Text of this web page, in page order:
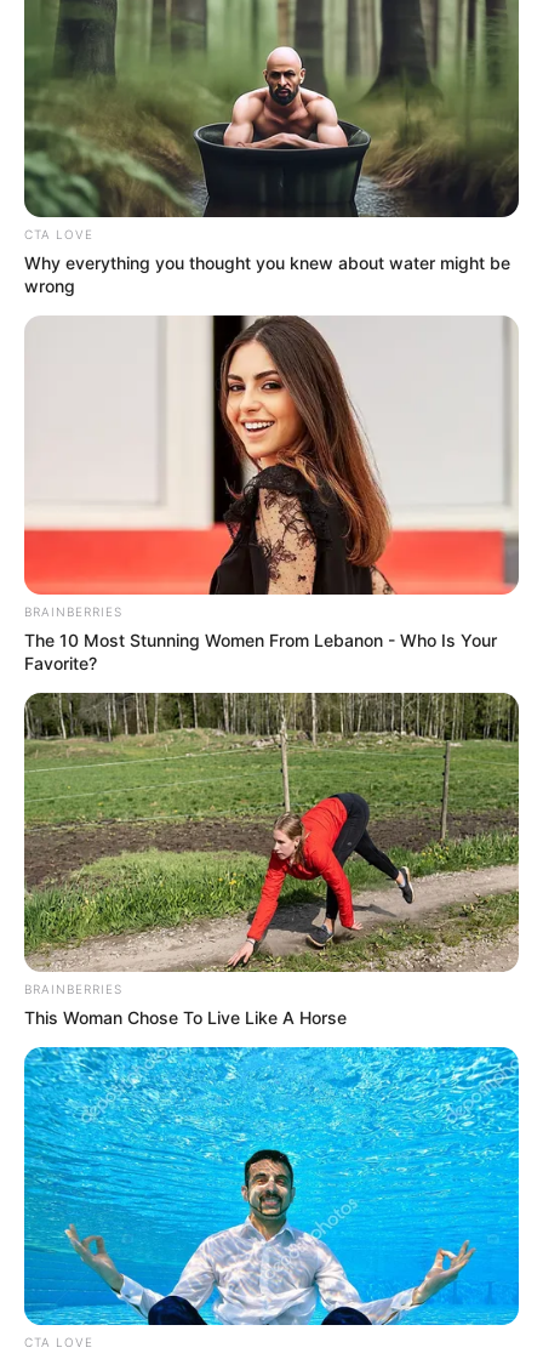
CTA LOVE
Why everything you thought you knew about water might be
wrong
BRAINBERRIES
The 10 Most Stunning Women From Lebanon - Who Is Your
Favorite?
BRAINBERRIES
This Woman Chose To Live Like A Horse
CTA LOVE